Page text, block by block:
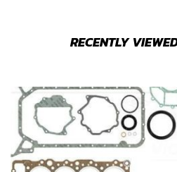
RECENTLY